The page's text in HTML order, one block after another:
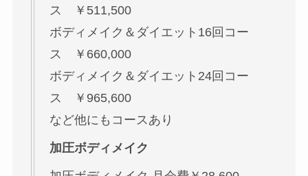
ス ￥511,500
ボディメイク＆ダイエット16回コー
ス ￥660,000
ボディメイク＆ダイエット24回コー
ス ￥965,600
など他にもコースあり
加圧ボディメイク